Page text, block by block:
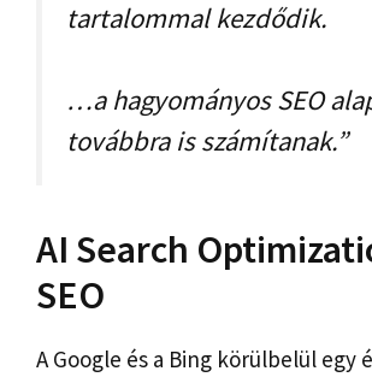
tartalommal kezdődik.
…a hagyományos SEO
továbbra is számítanak.”
AI Search
SEO
A Google és a Bing körülbelül egy